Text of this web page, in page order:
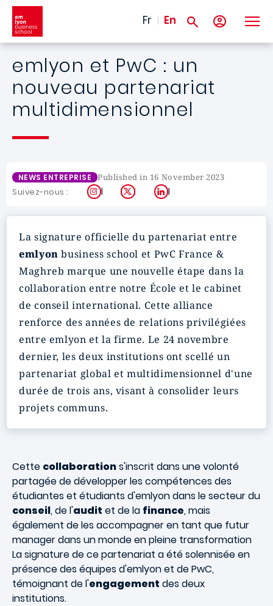
Skip to main content
Fr En
emlyon et PwC : un
nouveau partenariat
multidimensionnel
NEWS ENTREPRISE Published in 16 November 2023
Suivez-nous : Instagram
X LinkedIn
La signature officielle du partenariat entre
emlyon business school et PwC France &
Maghreb marque une nouvelle étape dans la
collaboration entre notre École et le cabinet
de conseil international. Cette alliance
renforce des années de relations privilégiées
entre emlyon et la firme. Le 24 novembre
dernier, les deux institutions ont scellé un
partenariat global et multidimensionnel d'une
durée de trois ans, visant à consolider leurs
projets communs.
Cette collaborations'inscrit dans une volonté
partagée de développer les compétences des
étudiantes et étudiants d'emlyon dans le secteur du
conseil, de l'audit et de la finance, mais
également de les accompagner en tant que futur
manager dans un monde en pleine transformation
La signature de ce partenariat a été solennisée en
présence des équipes d'emlyon et de PwC,
témoignant de l'engagement des deux
institutions.